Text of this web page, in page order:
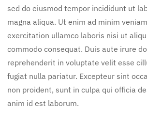
sed do eiusmod tempor incididunt ut
magna aliqua. Ut enim ad minim
exercitation ullamco laboris nisi ut
commodo consequat. Duis aute irure
reprehenderit in voluptate velit esse
fugiat nulla pariatur. Excepteur sint
non proident, sunt in culpa qui officia
anim id est laborum.